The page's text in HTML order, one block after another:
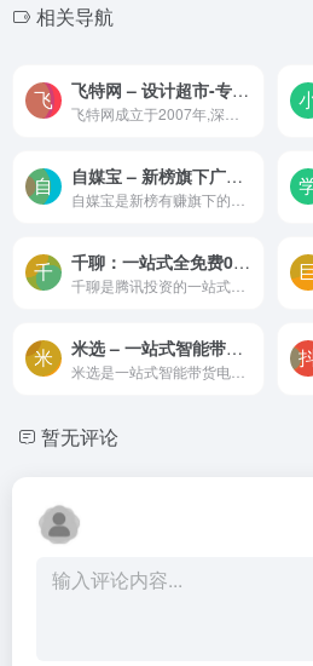
相关导航
飞特网 – 设计超市-专业设计师接单平台
自媒宝 – 新榜旗下广告交易平台，广告变现更简单
千聊：一站式全免费0门槛，全域知识变现开课工具
米选 – 一站式智能带货电商服务平台，助力社交平台流量变现
暂无评论